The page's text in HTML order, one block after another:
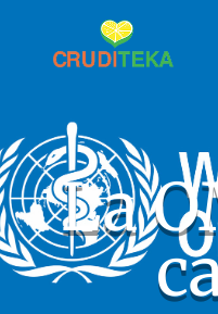
La